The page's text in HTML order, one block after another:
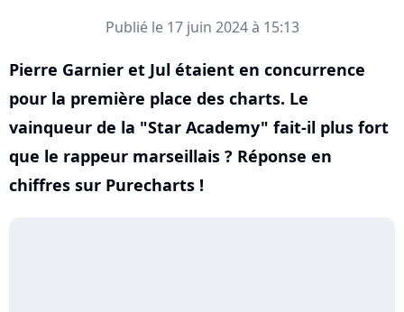
Publié le 17 juin 2024 à 15:13
Pierre Garnier et Jul étaient en concurrence
pour la première place des charts. Le
vainqueur de la "Star Academy" fait-il plus fort
que le rappeur marseillais ? Réponse en
chiffres sur Purecharts !